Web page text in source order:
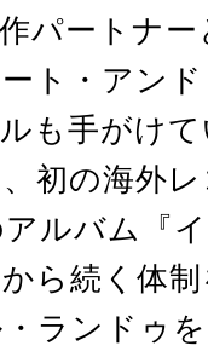
パートナ
ト・アン
も手がけ
初の海外
ルバム『
ら続く体
ランドゥ